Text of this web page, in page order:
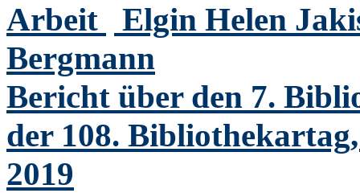
Arbeit
Elgin Helen
Bergmann
Bericht über den 7.
der 108.
2019